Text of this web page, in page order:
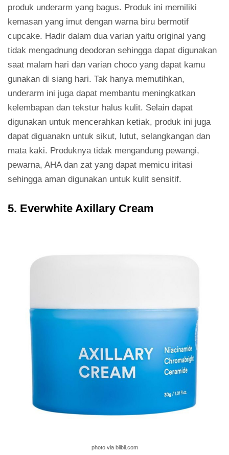
produk underarm yang bagus. Produk ini memiliki
kemasan yang imut dengan warna biru bermotif
cupcake. Hadir dalam dua varian yaitu original yang
tidak mengadnung deodoran sehingga dapat digunakan
saat malam hari dan varian choco yang dapat kamu
gunakan di siang hari. Tak hanya memutihkan,
underarm ini juga dapat membantu meningkatkan
kelembapan dan tekstur halus kulit. Selain dapat
digunakan untuk mencerahkan ketiak, produk ini juga
dapat diguanakn untuk sikut, lutut, selangkangan dan
mata kaki. Produknya tidak mengandung pewangi,
pewarna, AHA dan zat yang dapat memicu iritasi
sehingga aman digunakan untuk kulit sensitif.
5. Everwhite Axillary Cream
photo via blibli.com